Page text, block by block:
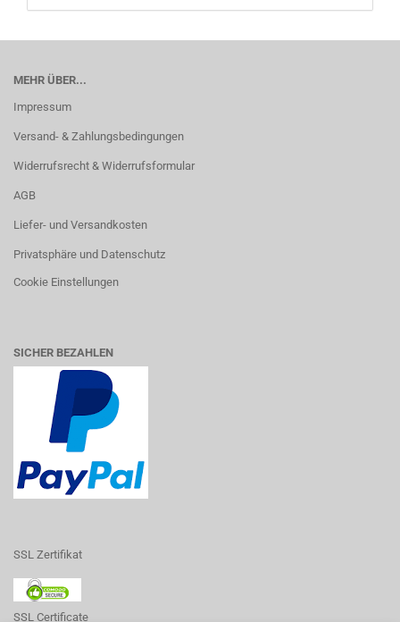
MEHR ÜBER...
Impressum
Versand- & Zahlungsbedingungen
Widerrufsrecht & Widerrufsformular
AGB
Liefer- und Versandkosten
Privatsphäre und Datenschutz
Cookie Einstellungen
SICHER BEZAHLEN
SSL Zertifikat
SSL Certificate